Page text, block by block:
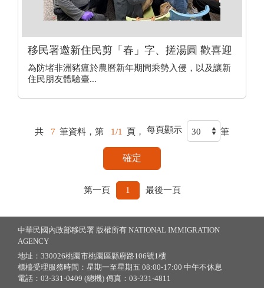
移民署邀新住民剪「春」字、搓湯圓 歡喜迎
新春
為防堵非洲豬瘟於農曆新年期間乘勢入侵，以及讓新
住民朋友體驗臺...
共 7 筆資料，第 1/1 頁， 每頁顯示 筆
第一頁 1 最後一頁
中華民國內政部移民署 版權所有 NATIONAL IMMIGRATION
AGENCY
地址：330026桃園市桃園區縣府路106號1樓
櫃檯受理服務時間：星期一至星期五 08:00-17:00 中午不休息
電話：03-331-0409 (總機) 傳真：03-331-4811